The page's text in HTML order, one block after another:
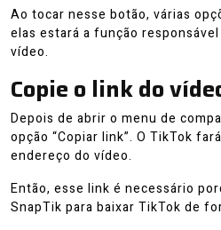
Ao tocar nesse botão, várias
elas estará a função
vídeo.
Copie o link do
Depois de abrir o menu de
opção “Copiar link”. O TikTok
endereço do vídeo.
Então, esse link é necessário
SnapTik para baixar TikTok de